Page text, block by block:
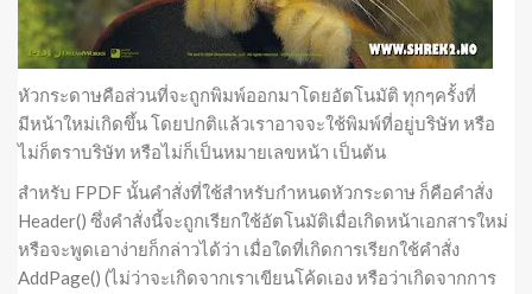
หัวกระดาษคือส่วนที่จะถูกพิมพ์ออกมาโดยอัตโนมัติ ทุกๆครั้งที่
มีหน้าใหม่เกิดขึ้น โดยปกติแล้วเราอาจจะใช้พิมพ์ที่อยู่บริษัท หรือ
ไม่ก็ตราบริษัท หรือไม่ก็เป็นหมายเลขหน้า เป็นต้น
สำหรับ FPDF นั้นคำสั่งที่ใช้สำหรับกำหนดหัวกระดาษ ก็คือคำสั่ง
Header() ซึ่งคำสั่งนี้จะถูกเรียกใช้อัตโนมัติเมื่อเกิดหน้าเอกสารใหม่
หรือจะพูดเอาง่ายก็กล่าวได้ว่า เมื่อใดที่เกิดการเรียกใช้คำสั่ง
AddPage() (ไม่ว่าจะเกิดจากเราเขียนโค้ดเอง หรือว่าเกิดจากการ